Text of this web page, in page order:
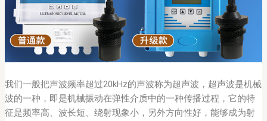
我们一般把声波频率超过20kHz的声波称为超声波，超声波是机械
波的一种，即是机械振动在弹性介质中的一种传播过程，它的特
征是频率高、波长短、绕射现象小，另外方向性好，能够成为射